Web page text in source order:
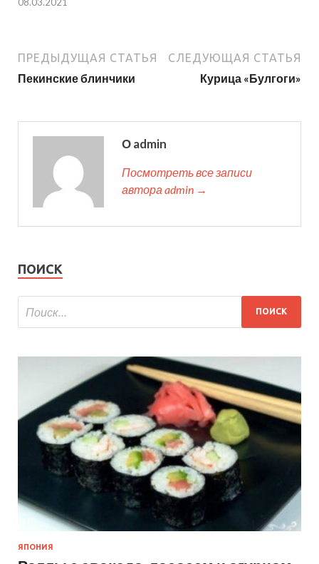
ПРЕДЫДУЩАЯ СТАТЬЯ
Пекинские блинчики
СЛЕДУЮЩАЯ СТАТЬЯ
Курица «Булгоги»
О admin
Посмотреть все записи
автора admin →
ПОИСК
ЯПОНИЯ